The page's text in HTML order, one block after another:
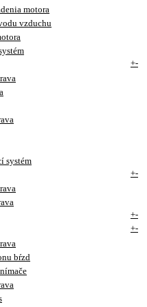
motora
vzduchu
+-
systém
+-
+-
+-
bŕzd